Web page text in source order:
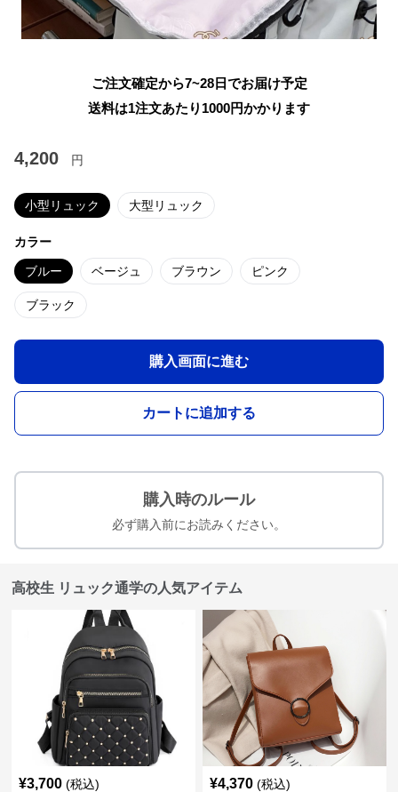
ご注文確定から7~28日でお届け予定
送料は1注文あたり 1000円かかります
4,200 円
小型リュック 大型リュック
カラー
ブルー ベージュ ブラウン ピンク
ブラック
購入画面に進む
カートに追加する
購入時のルール
必ず購入前にお読みください。
高校生 リュック通学の人気アイテム
¥3,700 (税込) ¥4,370 (税込)